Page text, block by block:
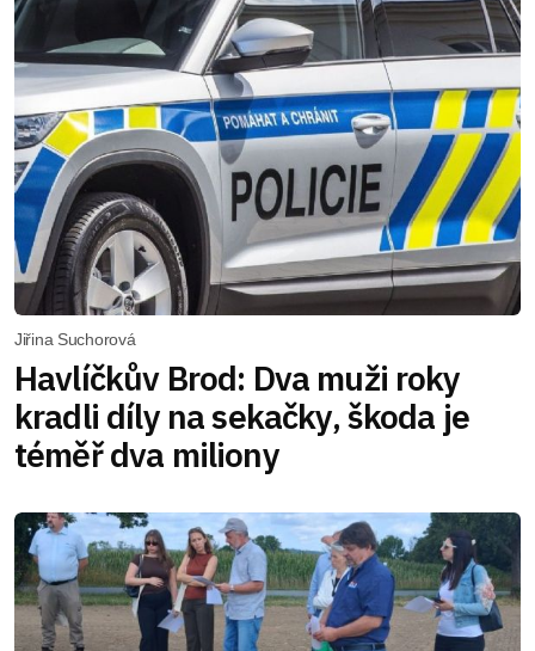
Jiřina Suchorová
Havlíčkův Brod: Dva muži roky
kradli díly na sekačky, škoda je
téměř dva miliony